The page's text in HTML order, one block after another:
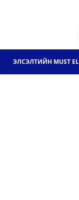
ЭЛСЭЛТИЙН MUST